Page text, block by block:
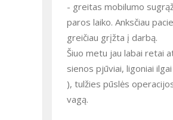
- greitas mobilumo
paros laiko. Anksčiau
greičiau grįžta į darbą.
Šiuo metu jau labai retai
sienos pjūviai, ligoniai
), tulžies pūslės
vagą.